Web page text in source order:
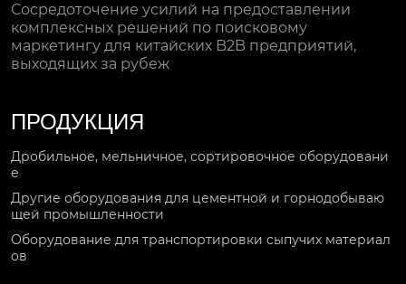
Сосредоточение усилий на предоставлении
комплексных решений по поисковому
маркетингу для китайских B2B предприятий,
выходящих за рубеж
ПРОДУКЦИЯ
Дробильное, мельничное, сортировочное оборудовани
е
Другие оборудования для цементной и горнодобываю
щей промышленности
Оборудование для транспортировки сыпучих материал
ов